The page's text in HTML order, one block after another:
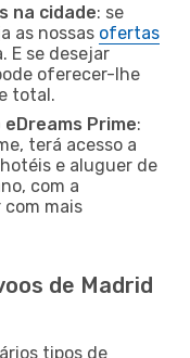
na cidade: se
as nossas ofertas
E se desejar
oferecer-lhe
total.
Prime:
terá acesso a
e aluguer de
com a
mais
de Madrid
tipos de